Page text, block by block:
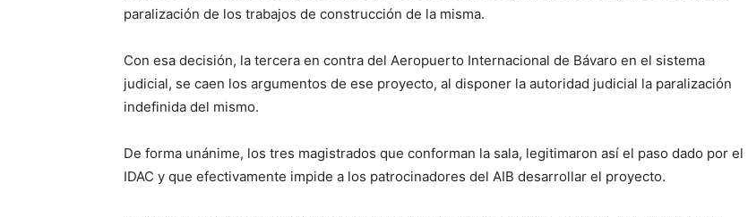
paralización de los trabajos de construcción de la misma.
Con esa decisión, la tercera en contra del Aeropuerto Internacional de Bávaro en el sistema
judicial, se caen los argumentos de ese proyecto, al disponer la autoridad judicial la paralización
indefinida del mismo.
De forma unánime, los tres magistrados que conforman la sala, legitimaron así el paso dado por el
IDAC y que efectivamente impide a los patrocinadores del AIB desarrollar el proyecto.